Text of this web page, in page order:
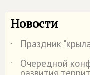
Новости
˙
Праздник
˙
Очередной
развития